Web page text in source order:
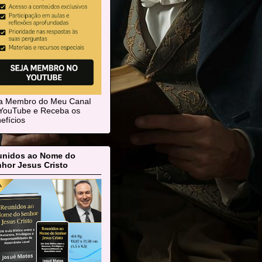
Membro do Meu Canal
e Receba os
ao Nome do
Jesus Cristo